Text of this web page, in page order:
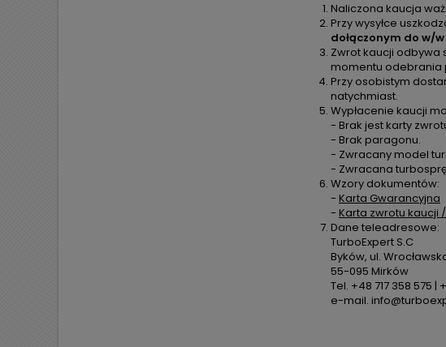
Naliczona kaucja
Przy wysyłce
dołączonym do w/
Zwrot kaucji odbywa
momentu odebrania
Przy osobistym
natychmiast.
Wypłacenie kaucji
- Brak jest karty
- Brak paragonu.
- Zwracany model
- Zwracana
Wzory dokumentów:
- Karta Gwarancyjna
- Karta zwrotu kaucji
Dane teleadresowe:
TurboExpert S.C
Byków, ul.
55-095 Mirków
Tel. +48 717 358 575 |
e-mail.